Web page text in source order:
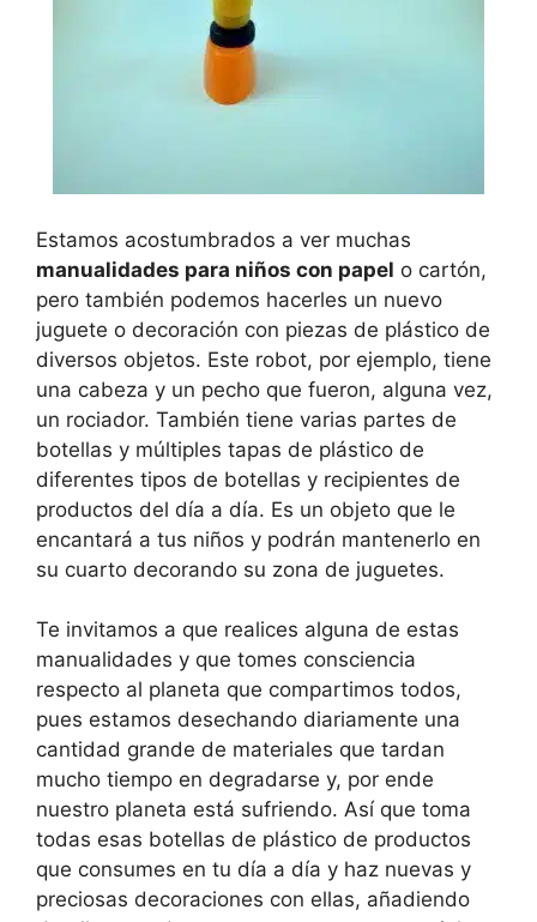
Estamos acostumbrados a ver muchas
manualidades para niños con papel o cartón,
pero también podemos hacerles un nuevo
juguete o decoración con piezas de plástico de
diversos objetos. Este robot, por ejemplo, tiene
una cabeza y un pecho que fueron, alguna vez,
un rociador. También tiene varias partes de
botellas y múltiples tapas de plástico de
diferentes tipos de botellas y recipientes de
productos del día a día. Es un objeto que le
encantará a tus niños y podrán mantenerlo en
su cuarto decorando su zona de juguetes.
Te invitamos a que realices alguna de estas
manualidades y que tomes consciencia
respecto al planeta que compartimos todos,
pues estamos desechando diariamente una
cantidad grande de materiales que tardan
mucho tiempo en degradarse y, por ende
nuestro planeta está sufriendo. Así que toma
todas esas botellas de plástico de productos
que consumes en tu día a día y haz nuevas y
preciosas decoraciones con ellas, añadiendo